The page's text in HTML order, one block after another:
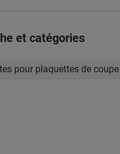
et catégories
pour plaquettes de coupe